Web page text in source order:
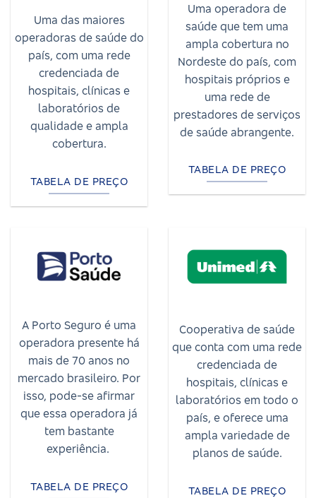
Uma das maiores
operadoras de saúde do
país, com uma rede
credenciada de
hospitais, clínicas e
laboratórios de
qualidade e ampla
cobertura.
TABELA DE PREÇO
Uma operadora de
saúde que tem uma
ampla cobertura no
Nordeste do país, com
hospitais próprios e
uma rede de
prestadores de serviços
de saúde abrangente.
TABELA DE PREÇO
A Porto Seguro é uma
operadora presente há
mais de 70 anos no
mercado brasileiro. Por
isso, pode-se afirmar
que essa operadora já
tem bastante
experiência.
TABELA DE PREÇO
Cooperativa de saúde
que conta com uma rede
credenciada de
hospitais, clínicas e
laboratórios em todo o
país, e oferece uma
ampla variedade de
planos de saúde.
TABELA DE PREÇO